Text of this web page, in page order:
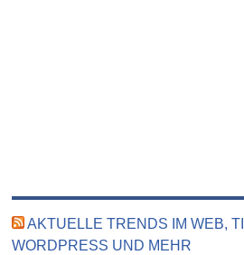
AKTUELLE TRENDS IM WEB,
WORDPRESS UND MEHR